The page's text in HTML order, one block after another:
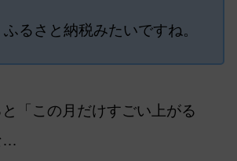
ふるさと納税みたいですね。
「この月だけすごい上がる
…